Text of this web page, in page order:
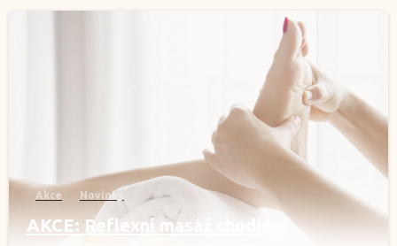
Akce Novinky
AKCE: Reflexní masáž chodidel